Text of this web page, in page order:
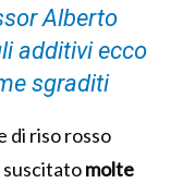
Alberto
additivi ecco
sgraditi
di riso rosso
molte